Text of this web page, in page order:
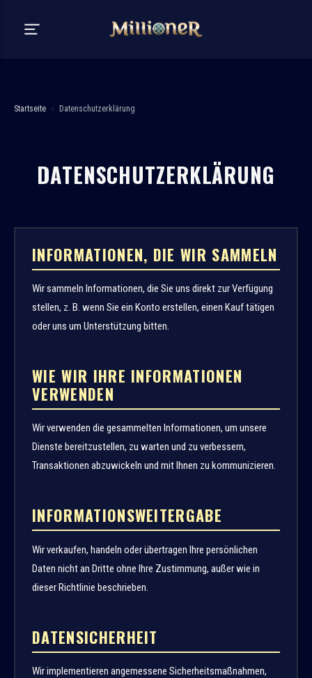
Startseite › Datenschutzerklärung
DATENSCHUTZERKLÄRUNG
INFORMATIONEN, DIE WIR SAMMELN
Wir sammeln Informationen, die Sie uns direkt zur Verfügung
stellen, z. B. wenn Sie ein Konto erstellen, einen Kauf tätigen
oder uns um Unterstützung bitten.
WIE WIR IHRE INFORMATIONEN
VERWENDEN
Wir verwenden die gesammelten Informationen, um unsere
Dienste bereitzustellen, zu warten und zu verbessern,
Transaktionen abzuwickeln und mit Ihnen zu kommunizieren.
INFORMATIONSWEITERGABE
Wir verkaufen, handeln oder übertragen Ihre persönlichen
Daten nicht an Dritte ohne Ihre Zustimmung, außer wie in
dieser Richtlinie beschrieben.
DATENSICHERHEIT
Wir implementieren angemessene Sicherheitsmaßnahmen,